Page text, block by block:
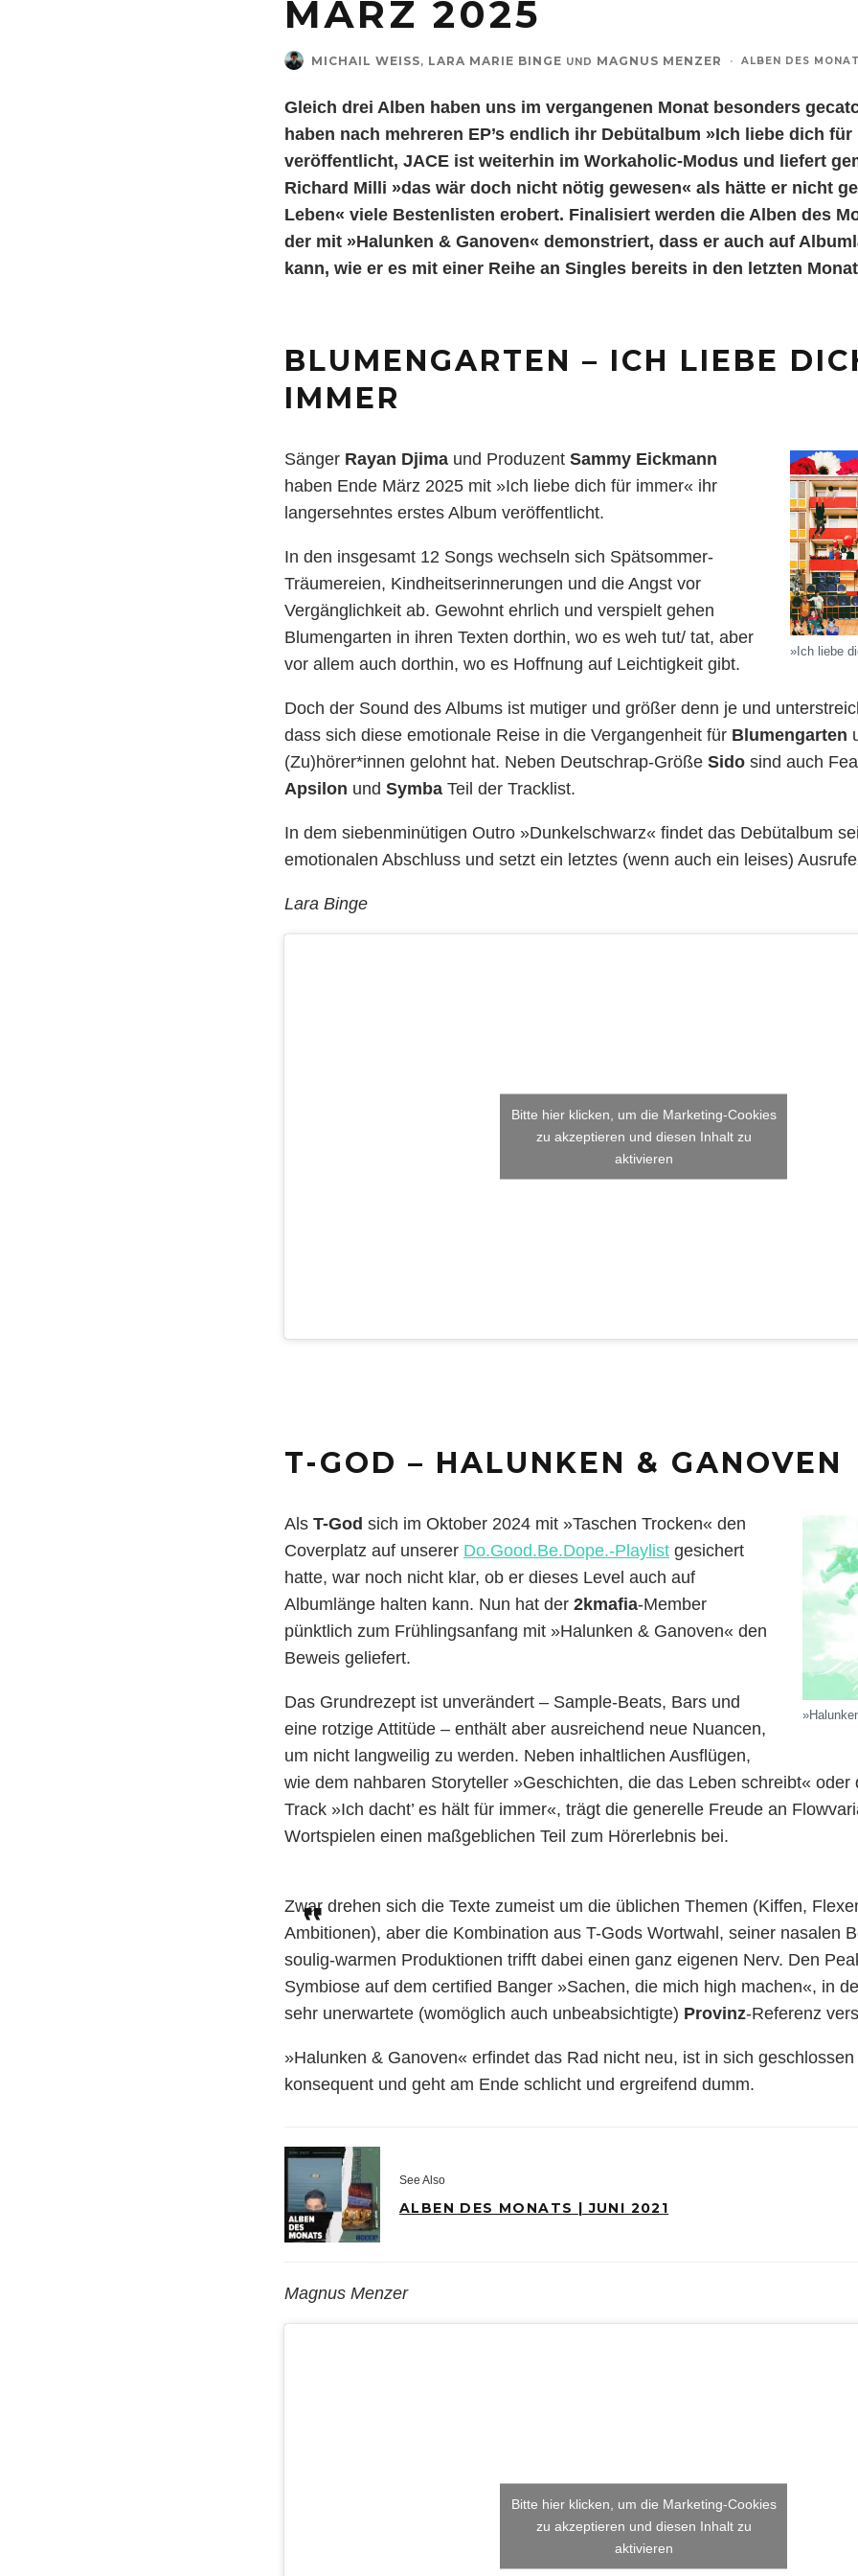
MÄRZ 2025
MICHAIL WEISS, LARA MARIE BINGE UND MAGNUS MENZER · ALBEN DES
Gleich drei Alben haben uns im vergangenen Monat besonders
haben nach mehreren EP’s endlich ihr Debütalbum »Ich liebe dich für
veröffentlicht, JACE ist weiterhin im Workaholic-Modus und liefert
Richard Milli »das wär doch nicht nötig gewesen« als hätte er nicht
Leben« viele Bestenlisten erobert. Finalisiert werden die Alben des
der mit »Halunken & Ganoven« demonstriert, dass er auch auf
kann, wie er es mit einer Reihe an Singles bereits in den letzten
BLUMENGARTEN – ICH LIEBE
IMMER
»Ich liebe
Sänger Rayan Djima und Produzent Sammy Eickmann
haben Ende März 2025 mit »Ich liebe dich für immer« ihr
langersehntes erstes Album veröffentlicht.
In den insgesamt 12 Songs wechseln sich Spätsommer-
Träumereien, Kindheitserinnerungen und die Angst vor
Vergänglichkeit ab. Gewohnt ehrlich und verspielt gehen
Blumengarten in ihren Texten dorthin, wo es weh tut/ tat, aber
vor allem auch dorthin, wo es Hoffnung auf Leichtigkeit gibt.
Doch der Sound des Albums ist mutiger und größer denn je und
dass sich diese emotionale Reise in die Vergangenheit für Blumengarten
(Zu)hörer*innen gelohnt hat. Neben Deutschrap-Größe Sido sind auch
Apsilon und Symba Teil der Tracklist.
In dem siebenminütigen Outro »Dunkelschwarz« findet das Debütalbum
emotionalen Abschluss und setzt ein letztes (wenn auch ein leises)
Lara Binge
Bitte hier klicken, um die Marketing-Cookies
zu akzeptieren und diesen Inhalt zu
aktivieren
T-GOD – HALUNKEN & GANOVEN
Als T-God sich im Oktober 2024 mit »Taschen Trocken« den
Coverplatz auf unserer Do.Good.Be.Dope.-Playlist gesichert
hatte, war noch nicht klar, ob er dieses Level auch auf
Albumlänge halten kann. Nun hat der 2kmafia-Member
pünktlich zum Frühlingsanfang mit »Halunken & Ganoven« den
Beweis geliefert.
Das Grundrezept ist unverändert – Sample-Beats, Bars und
eine rotzige Attitüde – enthält aber ausreichend neue Nuancen,
um nicht langweilig zu werden. Neben inhaltlichen Ausflügen,
wie dem nahbaren Storyteller »Geschichten, die das Leben schreibt« oder
Track »Ich dacht’ es hält für immer«, trägt die generelle Freude an
Wortspielen einen maßgeblichen Teil zum Hörerlebnis bei.
Zwar drehen sich die Texte zumeist um die üblichen Themen (Kiffen,
Ambitionen), aber die Kombination aus T-Gods Wortwahl, seiner nasalen
soulig-warmen Produktionen trifft dabei einen ganz eigenen Nerv. Den
Symbiose auf dem certified Banger »Sachen, die mich high machen«, in
sehr unerwartete (womöglich auch unbeabsichtigte) Provinz-Referenz
»Halunken & Ganoven« erfindet das Rad nicht neu, ist in sich
konsequent und geht am Ende schlicht und ergreifend dumm.
See Also
ALBEN DES MONATS | JUNI 2021
Magnus Menzer
Bitte hier klicken, um die Marketing-Cookies
zu akzeptieren und diesen Inhalt zu
aktivieren